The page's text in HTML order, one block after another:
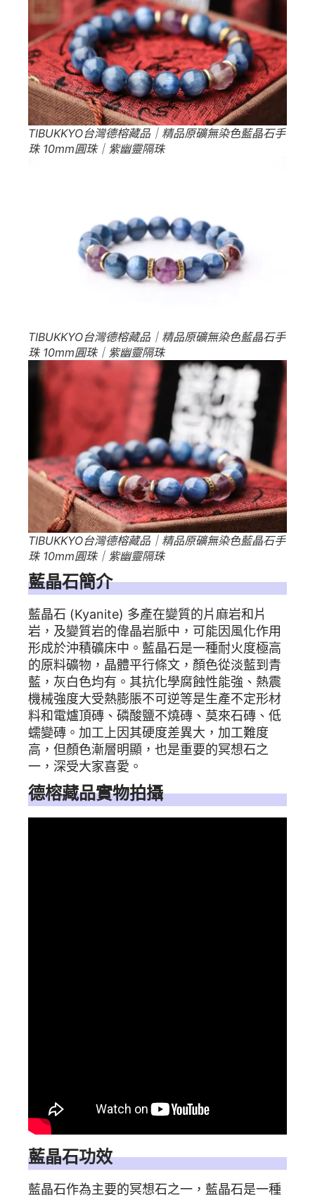
TIBUKKYO台灣德榕藏品｜精品原礦無染色藍晶石手
珠 10mm圓珠｜紫幽靈隔珠
TIBUKKYO台灣德榕藏品｜精品原礦無染色藍晶石手
珠 10mm圓珠｜紫幽靈隔珠
TIBUKKYO台灣德榕藏品｜精品原礦無染色藍晶石手
珠 10mm圓珠｜紫幽靈隔珠
藍晶石簡介
藍晶石 (Kyanite) 多產在變質的片麻岩和片
岩，及變質岩的偉晶岩脈中，可能因風化作用
形成於沖積礦床中。藍晶石是一種耐火度極高
的原料礦物，晶體平行條文，顏色從淡藍到青
藍，灰白色均有。其抗化學腐蝕性能強、熱震
機械強度大受熱膨脹不可逆等是生產不定形材
料和電爐頂磚、磷酸鹽不燒磚、莫來石磚、低
蠕變磚。加工上因其硬度差異大，加工難度
高，但顏色漸層明顯，也是重要的冥想石之
一，深受大家喜愛。
德榕藏品實物拍攝
藍晶石功效
藍晶石作為主要的冥想石之一，藍晶石是一種